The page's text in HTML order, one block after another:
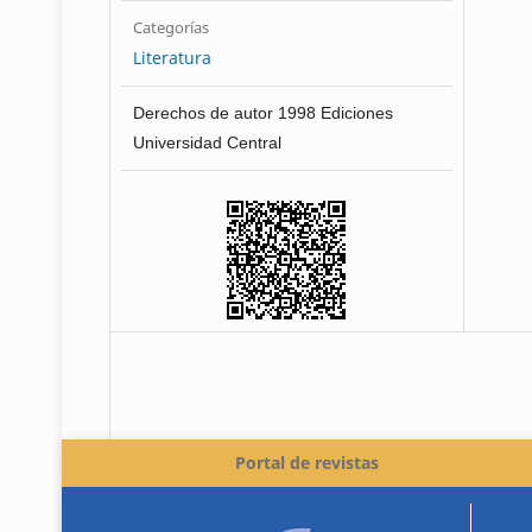
Categorías
Literatura
Derechos de autor 1998 Ediciones
Universidad Central
Portal de revistas